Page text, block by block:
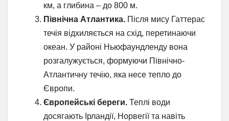
км, а глибина – до 800 м.
Північна Атлантика. Після мису Гаттерас
течія відхиляється на схід, перетинаючи
океан. У районі Ньюфаундленду вона
розгалужується, формуючи Північно-
Атлантичну течію, яка несе тепло до
Європи.
Європейські береги. Теплі води
досягають Ірландії, Норвегії та навіть